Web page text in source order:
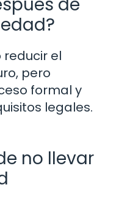
reducir el
pero
formal y
legales.
no llevar